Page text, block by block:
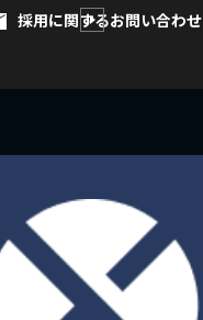
採用に関するお問い合わせ